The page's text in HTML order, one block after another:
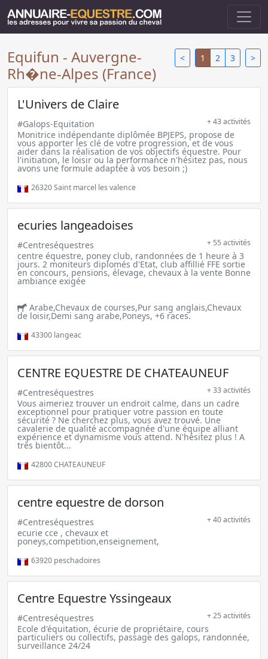
< 1 2 3 >
Equifun - Auvergne-
Rh�ne-Alpes (France)
L'Univers de Claire
#Galops-Equitation + 43 activités
Monitrice indépendante diplômée BPJEPS, propose de
vous apporter les clé de votre progression, et de vous
aider dans la réalisation de vos objectifs équestre. Pour
l'initiation, le loisir ou la performance n'hésitez pas, nous
avons une formule adaptée à vos besoin ;)
26320Saint marcel les valence
ecuries langeadoises
#Centreséquestres + 55 activités
centre équestre, poney club, randonnées de 1 heure à 3
jours. 2 moniteurs diplomés d'Etat, club affillié FFE sortie
en concours, pensions, élevage, chevaux à la vente Bonne
ambiance exigée
Arabe,Chevaux de courses,Pur sang anglais,Chevaux
de loisir,Demi sang arabe,Poneys, +6 races.
43300 langeac
CENTRE EQUESTRE DE CHATEAUNEUF
#Centreséquestres + 33 activités
Vous aimeriez trouver un endroit calme, dans un cadre
exceptionnel pour pratiquer votre passion en toute
sécurité ? Ne cherchez plus, vous avez trouvé. Une
cavalerie de qualité accompagnée d'une équipe alliant
expérience et dynamisme vous attend. N'hésitez plus ! A
très bientôt...
42800CHATEAUNEUF
centre equestre de dorson
#Centreséquestres + 40 activités
ecurie cce , chevaux et
poneys,competition,enseignement,
63920 peschadoires
Centre Equestre Yssingeaux
#Centreséquestres + 25 activités
Ecole d'équitation, écurie de propriétaire, cours
particuliers ou collectifs, passage des galops, randonnée,
surveillance 24/24